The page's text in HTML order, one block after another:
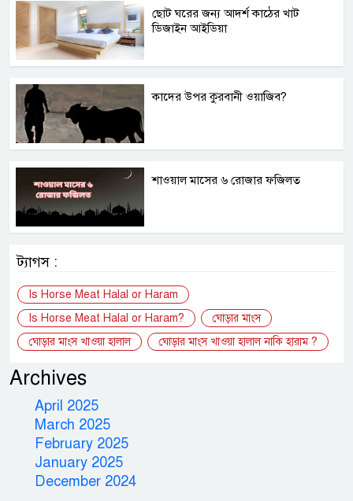
ছোট ঘরের জন্য আদর্শ কাঠের খাট
ডিজাইন আইডিয়া
কাদের উপর কুরবানী ওয়াজিব?
শাওয়াল মাসের ৬ রোজার ফজিলত
ট্যাগস :
Is Horse Meat Halal or Haram
Is Horse Meat Halal or Haram?
ঘোড়ার মাংস
ঘোড়ার মাংস খাওয়া হালাল
ঘোড়ার মাংস খাওয়া হালাল নাকি হারাম ?
Archives
April 2025
March 2025
February 2025
January 2025
December 2024